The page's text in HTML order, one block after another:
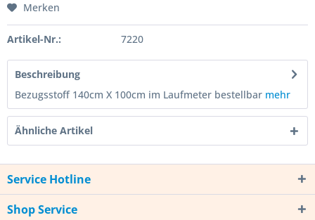
Merken
Artikel-Nr.: 7220
Beschreibung
Bezugsstoff 140cm X 100cm im Laufmeter bestellbar mehr
Ähnliche Artikel
Service Hotline
Shop Service